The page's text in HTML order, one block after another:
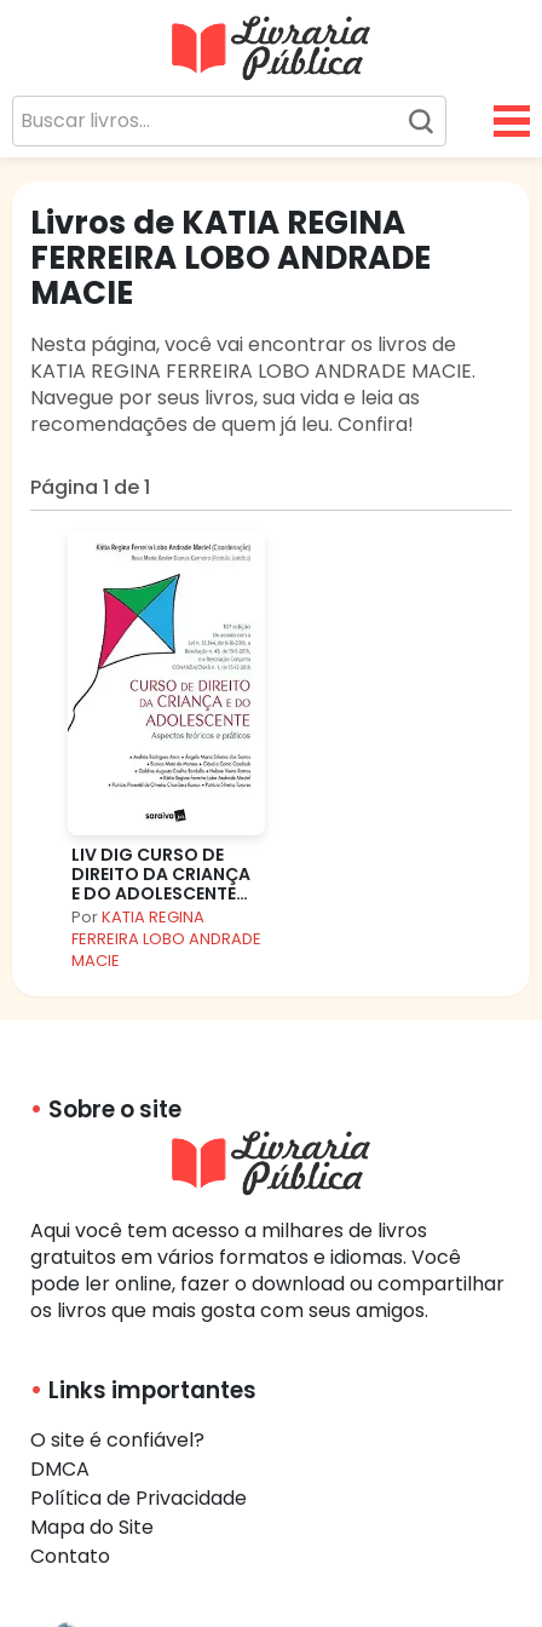
Sua Biblioteca Virtual Gratuita
Livros de KATIA REGINA
FERREIRA LOBO ANDRADE
MACIE
Nesta página, você vai encontrar os livros de
KATIA REGINA FERREIRA LOBO ANDRADE MACIE.
Navegue por seus livros, sua vida e leia as
recomendações de quem já leu. Confira!
Página 1 de 1
LIV DIG CURSO DE
DIREITO DA CRIANÇA
E DO ADOLESCENTE
DID AL LIV DIG CURSO
DE DIREITO DA
CRIANÇA E DO
ADOLESCENTE DID AL
PorKATIA REGINA
FERREIRA LOBO ANDRADE
MACIE
Sobre o site
Aqui você tem acesso a milhares de livros
gratuitos em vários formatos e idiomas. Você
pode ler online, fazer o download ou compartilhar
os livros que mais gosta com seus amigos.
Links importantes
O site é confiável?
DMCA
Política de Privacidade
Mapa do Site
Contato